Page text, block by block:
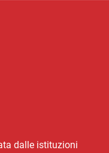
dalle istituzioni